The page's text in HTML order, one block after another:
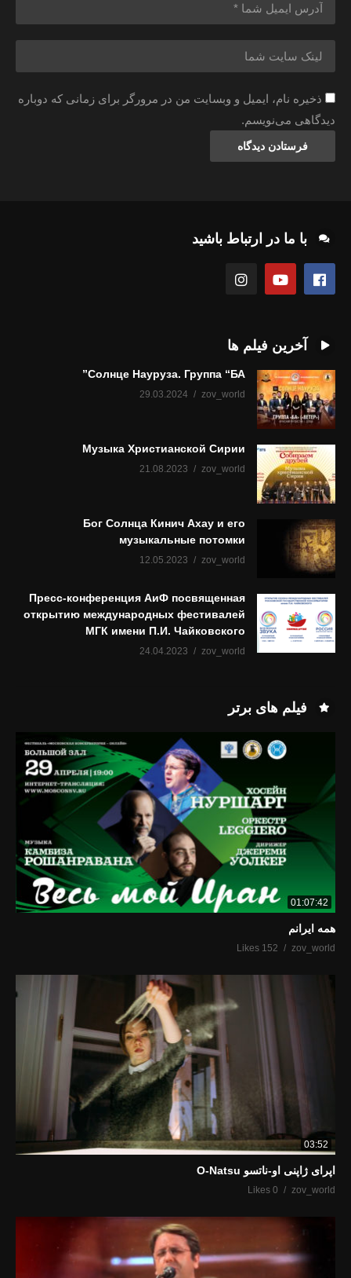
ذخیره نام، ایمیل و وبسایت من در مرورگر برای زمانی که دوباره
دیدگاهی می‌نویسم.
با ما در ارتباط باشید
آخرین فیلم ها
Солнце Науруза. Группа “БА”
zov_world
29.03.2024
Музыка Христианской Сирии
zov_world
21.08.2023
Бог Солнца Кинич Ахау и его
музыкальные потомки
zov_world
12.05.2023
Пресс-конференция АиФ посвященная
открытию международных фестивалей
МГК имени П.И. Чайковского
zov_world
24.04.2023
فیلم های برتر
01:07:42
همه ایرانم
zov_world
152 Likes
03:52
اپرای ژاپنی او-ناتسو O-Natsu
zov_world
0 Likes